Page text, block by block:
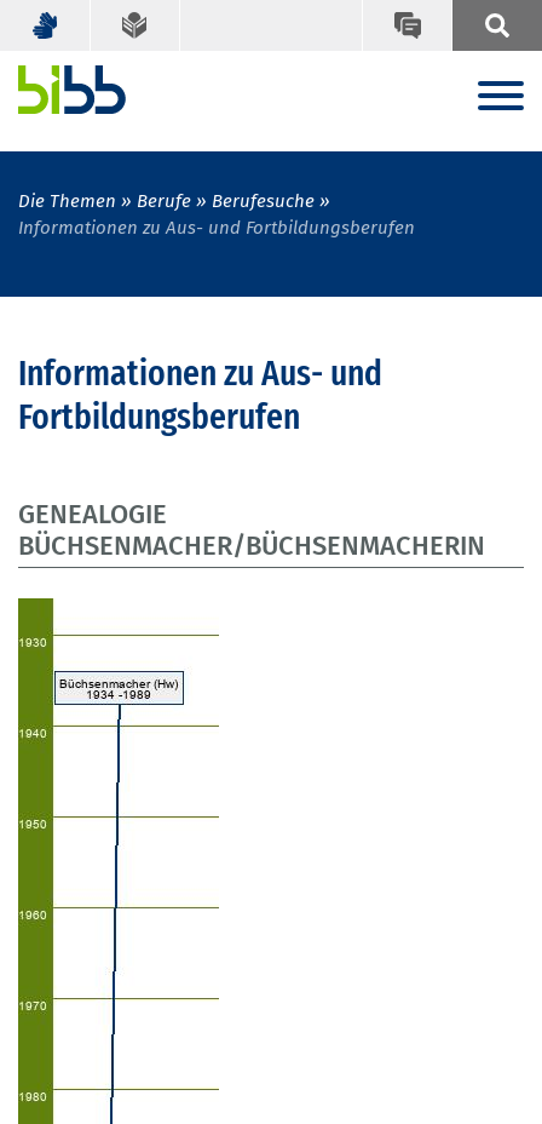
Die Themen Berufe
Berufesuche
Informationen zu Aus- und Fortbildungsberufen
Informationen zu Aus- und
Fortbildungsberufen
GENEALOGIE
BÜCHSENMACHER/BÜCHSENMACHERIN